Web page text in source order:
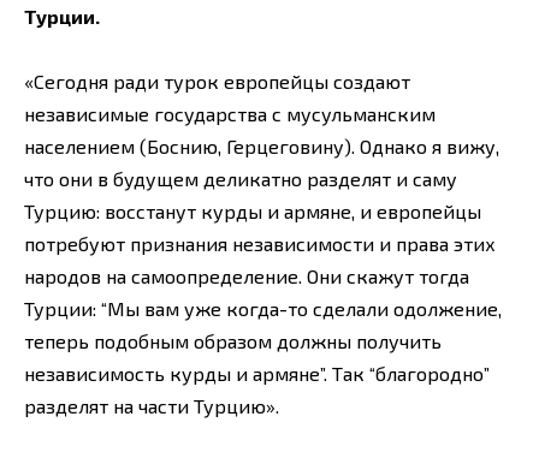
Турции.
«Сегодня ради турок европейцы создают
независимые государства с мусульманским
населением (Боснию, Герцеговину). Однако я вижу,
что они в будущем деликатно разделят и саму
Турцию: восстанут курды и армяне, и европейцы
потребуют признания независимости и права этих
народов на самоопределение. Они скажут тогда
Турции: “Мы вам уже когда-то сделали одолжение,
теперь подобным образом должны получить
независимость курды и армяне”. Так “благородно”
разделят на части Турцию».